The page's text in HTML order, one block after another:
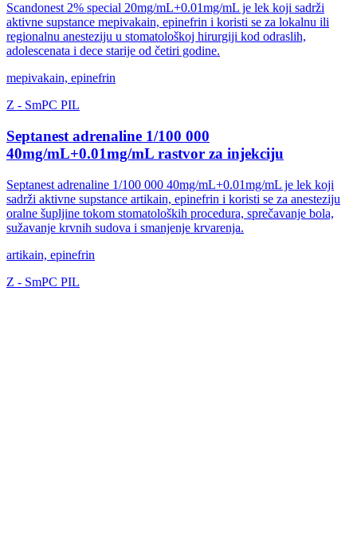
Scandonest 2% special 20mg/mL+0.01mg/mL je lek koji sadrži
aktivne supstance mepivakain, epinefrin i koristi se za lokalnu ili
regionalnu anesteziju u stomatološkoj hirurgiji kod odraslih,
adolescenata i dece starije od četiri godine.
mepivakain, epinefrin
Z - SmPC PIL
Septanest adrenaline 1/100 000
40mg/mL+0.01mg/mL rastvor za injekciju
Septanest adrenaline 1/100 000 40mg/mL+0.01mg/mL je lek koji
sadrži aktivne supstance artikain, epinefrin i koristi se za anesteziju
oralne šupljine tokom stomatoloških procedura, sprečavanje bola,
sužavanje krvnih sudova i smanjenje krvarenja.
artikain, epinefrin
Z - SmPC PIL